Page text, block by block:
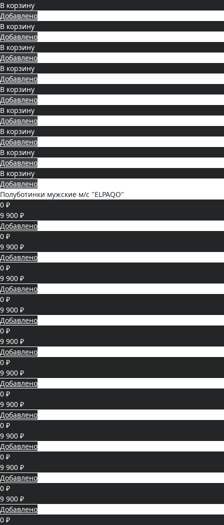
В корзину
Добавлено
В корзину
Добавлено
В корзину
Добавлено
В корзину
Добавлено
В корзину
Добавлено
В корзину
Добавлено
В корзину
Добавлено
В корзину
Добавлено
В корзину
Добавлено
Полуботинки мужские м/с "ELPAQO"
0 ₽
9 900 ₽
Добавлено
0 ₽
9 900 ₽
Добавлено
0 ₽
9 900 ₽
Добавлено
0 ₽
9 900 ₽
Добавлено
0 ₽
9 900 ₽
Добавлено
0 ₽
9 900 ₽
Добавлено
0 ₽
9 900 ₽
Добавлено
0 ₽
9 900 ₽
Добавлено
0 ₽
9 900 ₽
Добавлено
0 ₽
9 900 ₽
Добавлено
0 ₽